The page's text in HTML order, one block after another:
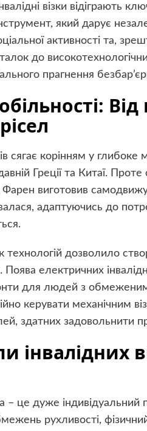
візки
який дарує
активності та,
до
прагнення
сягає корінням у
Греції та Китаї.
Фарен виготовив
адаптуючись до
технологій дозволило
Поява електричних
для людей з
керувати механічним
здатних задовольнити
інвалідних
– це дуже
рухливості,